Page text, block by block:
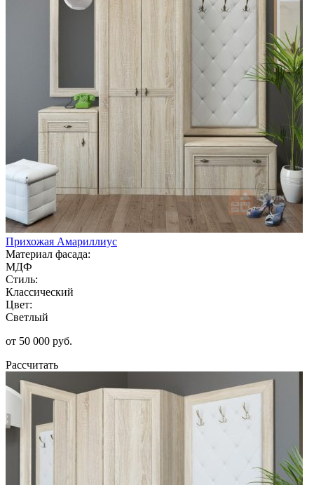
Прихожая Амариллиус
Материал фасада:
МДФ
Стиль:
Классический
Цвет:
Светлый
от 50 000 руб.
Рассчитать